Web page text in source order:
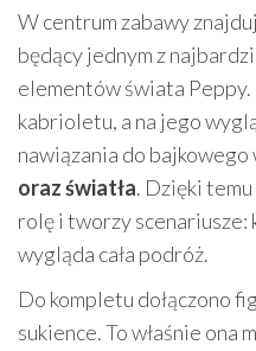
W centrum zabawy
będący jednym z
elementów świata
kabrioletu, a na jego
nawiązania do bajkowego
oraz światła. Dzięki
rolę i tworzy scenariusze:
wygląda cała podróż.
Do kompletu dołączono
sukience. To właśnie ona